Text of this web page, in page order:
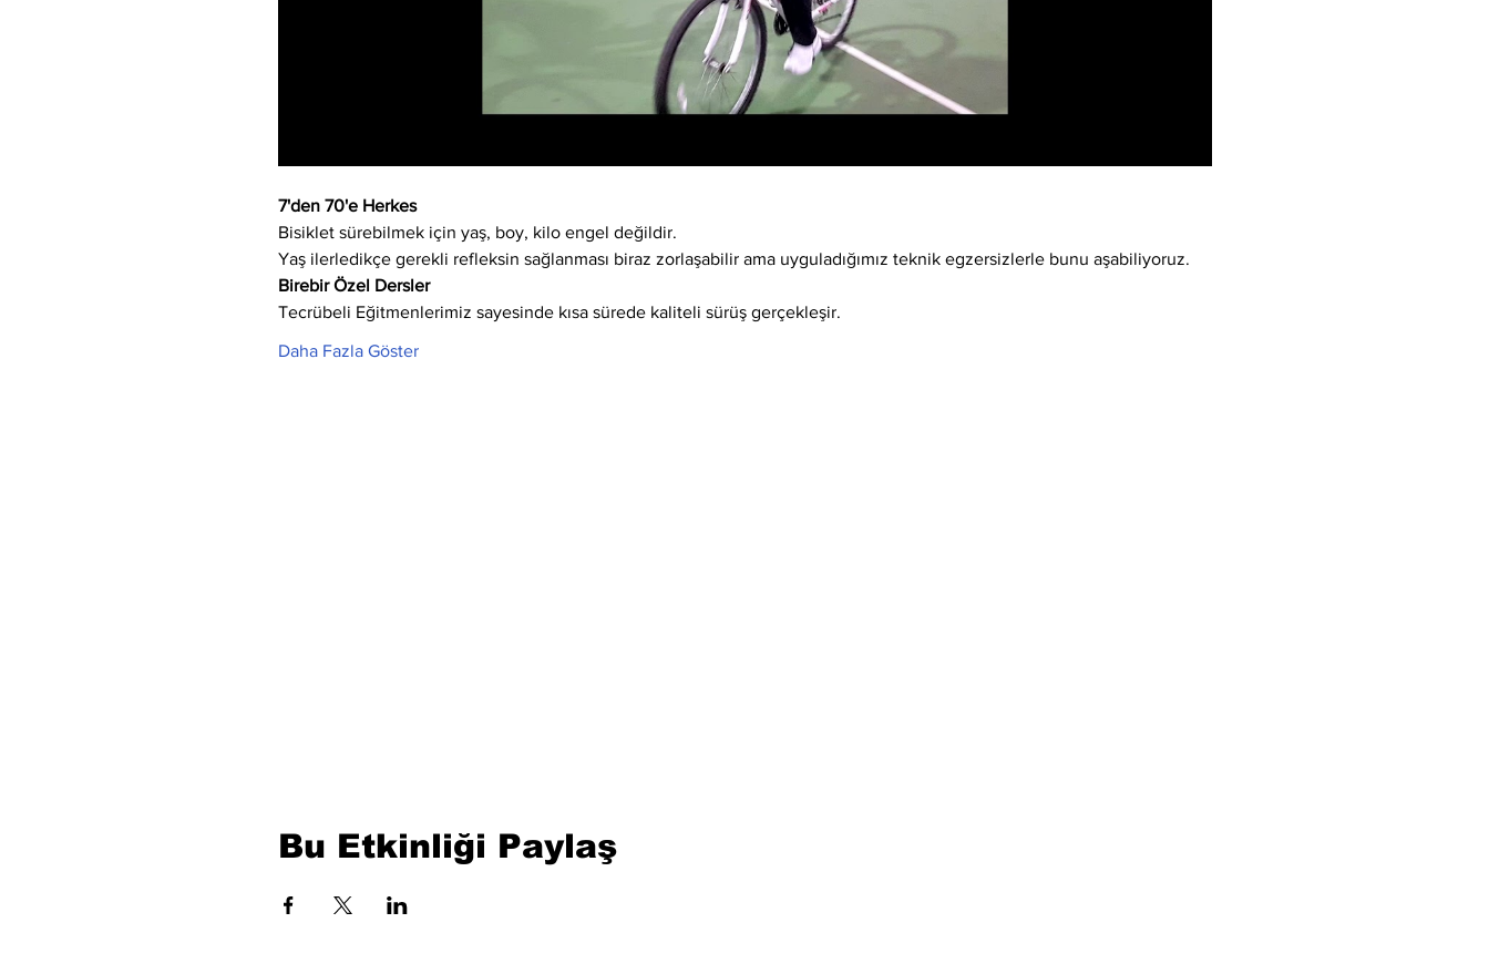
7'den 70'e Herkes
Bisiklet sürebilmek için yaş, boy, kilo engel değildir.
Yaş ilerledikçe gerekli refleksin sağlanması biraz zorlaşabilir ama uyguladığımız teknik egzersizlerle bunu aşabiliyoruz.
Birebir Özel Dersler
Tecrübeli Eğitmenlerimiz sayesinde kısa sürede kaliteli sürüş gerçekleşir.
Daha Fazla Göster
Bu Etkinliği Paylaş